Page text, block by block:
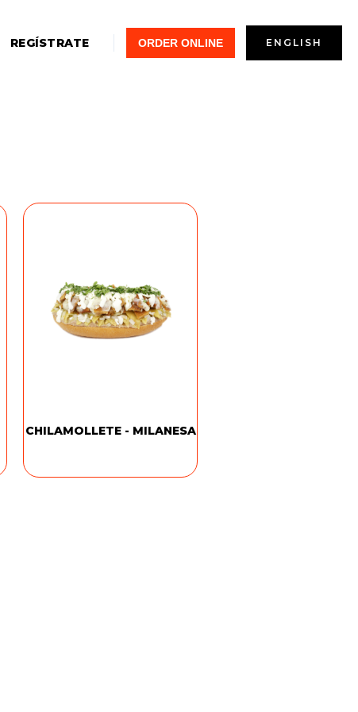
REGÍSTRATE ORDER ONLINE ENGLISH
CHILAMOLLETE - MILANESA